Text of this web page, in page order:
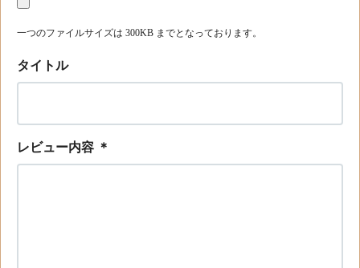
一つのファイルサイズは 300KB までとなっております。
タイトル
レビュー内容 ＊